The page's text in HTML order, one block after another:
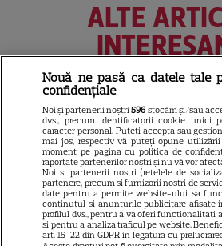
ALTE
16
NETFLIX
Noutăți
Robert De
noile
Banks” și
singurătate”
Nouă ne pasă ca datele tale
confidențiale
Noi și partenerii noștri596 stocăm și/sau
dvs., precum identificatorii cookie unici
caracter personal. Puteți accepta sau
mai jos, respectiv vă puteți opune
moment pe pagina cu politica de
raportate partenerilor noștri și nu vă vor
Noi si partenerii nostri (retelele de
partenere, precum si furnizorii nostri de
date pentru a permite website-ului sa
continutul si anunturile publicitare afisate
profilul dvs., pentru a va oferi functionalitati
si pentru a analiza traficul pe website.
art. 15-22 din GDPR in legatura cu